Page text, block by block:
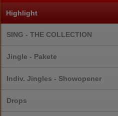
Highlight
SING - THE COLLECTION
Jingle - Pakete
Indiv. Jingles - Showopener
Drops